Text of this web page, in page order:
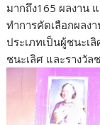
มากถึง165 ผลงาน
ทำการคัดเลือกผลง
ประเภทเป็นผู้ชนะเ
ชนะเลิศ และรางวัล